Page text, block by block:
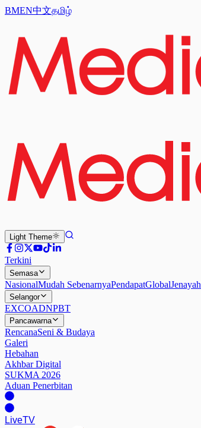
BMEN中文தமிழ்
Light Theme
Terkini
Semasa
NasionalMudah SebenarnyaPendapatGlobalJenayah
Selangor
EXCOADNPBT
Pancawarna
RencanaSeni & Budaya
Galeri
Hebahan
Akhbar Digital
SUKMA 2026
Aduan Penerbitan
LiveTV